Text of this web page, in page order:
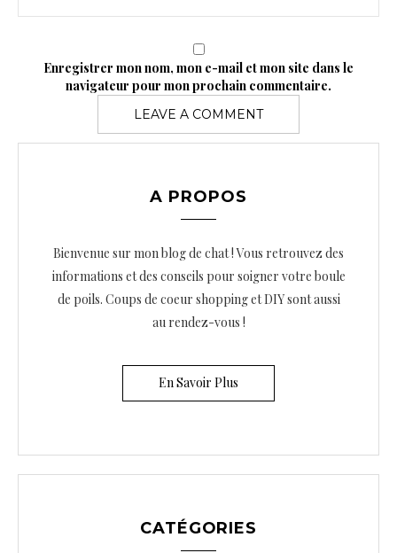
Enregistrer mon nom, mon e-mail et mon site dans le
navigateur pour mon prochain commentaire.
A PROPOS
Bienvenue sur mon blog de chat ! Vous retrouvez des
informations et des conseils pour soigner votre boule
de poils. Coups de coeur shopping et DIY sont aussi
au rendez-vous !
En Savoir Plus
CATÉGORIES